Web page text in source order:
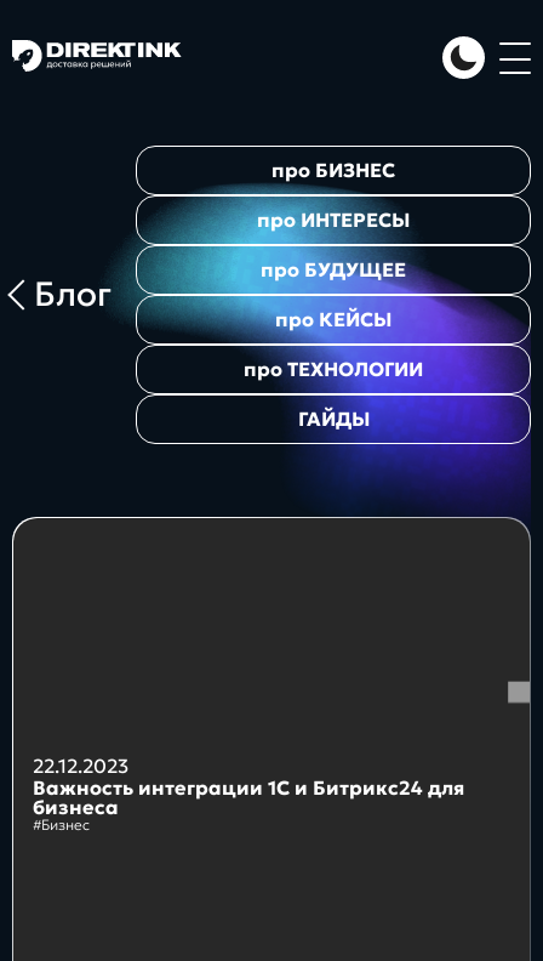
Направления
Web System
Проекты
Блог
про БИЗНЕС
про ИНТЕРЕСЫ
про БУДУЩЕЕ
про КЕЙСЫ
проТЕХНОЛОГИИ
ГАЙДЫ
22.12.2023
Важность интеграции 1С и Битрикс24 для
бизнеса
#Бизнес